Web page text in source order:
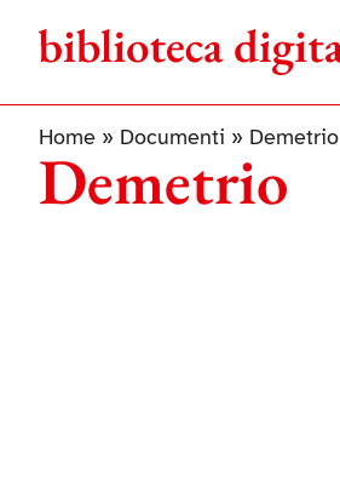
contenuto
Home» Documenti » Demetrio
Demetrio